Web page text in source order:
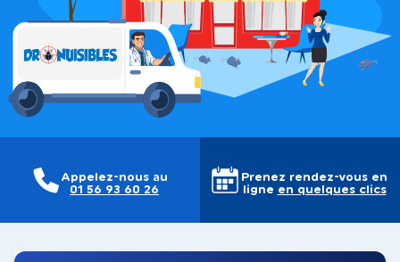
Appelez-nous au
01 56 93 60 26
Prenez rendez-vous en
ligne en quelques clics